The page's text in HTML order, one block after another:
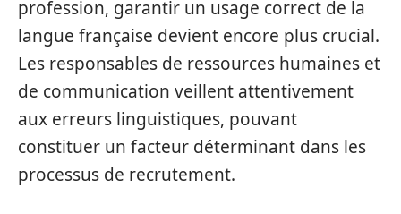
profession, garantir un usage correct de la
langue française devient encore plus crucial.
Les responsables de ressources humaines et
de communication veillent attentivement
aux erreurs linguistiques, pouvant
constituer un facteur déterminant dans les
processus de recrutement.